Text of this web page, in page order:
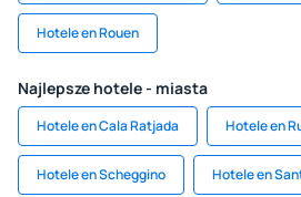
Hotele en Rouen
Najlepsze hotele - miasta
Hotele en Cala Ratjada Hotele en
Hotele en Scheggino Hotele en